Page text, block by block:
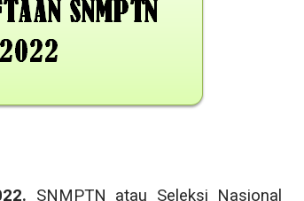
SNMPTN atau Seleksi Nasional